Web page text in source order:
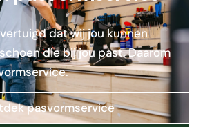
dat wij jou kunnen
die bij jou past. Daarom
pasvormservice